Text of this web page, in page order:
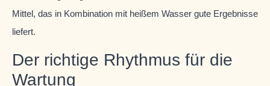
Mittel, das in Kombination mit heißem Wasser gute Ergebnisse
liefert.
Der richtige Rhythmus für die
Wartung